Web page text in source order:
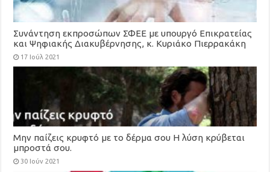
Συνάντηση εκπροσώπων ΣΦΕΕ με υπουργό Επικρατείας
και Ψηφιακής Διακυβέρνησης, κ. Κυριάκο Πιερρακάκη
17 Ιούλ 2021
Μην παίζεις κρυφτό με το δέρμα σου Η λύση κρύβεται
μπροστά σου.
30 Ιούν 2021